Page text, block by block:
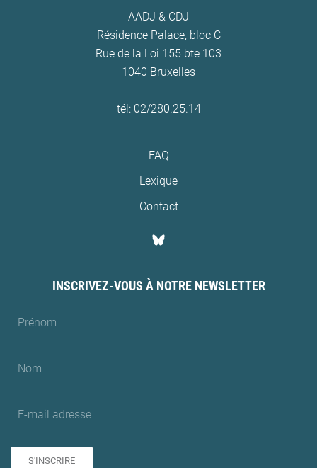
AADJ & CDJ
Résidence Palace, bloc C
Rue de la Loi 155 bte 103
1040 Bruxelles
tél: 02/280.25.14
FAQ
Lexique
Contact
INSCRIVEZ-VOUS À NOTRE NEWSLETTER
S'INSCRIRE